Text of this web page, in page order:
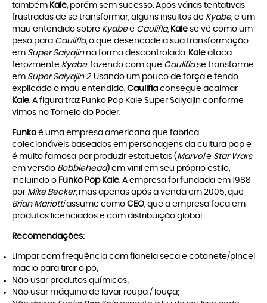
também Kale, porém sem sucesso. Após várias tentativas
frustradas de se transformar, alguns insultos de Kyabe, e um
mau entendido sobre Kyabee Caulifla, Kale se vê como um
peso para Caulifla, o que desencadeia sua transformação
em Super Saiyajinna forma descontrolada. Kale ataca
ferozmente Kyabe, fazendo com que Cauliflase transforme
em Super Saiyajin 2. Usando um pouco de força e tendo
explicado o mau entendido, Caulifla consegue acalmar
Kale. A figura traz Funko Pop Kale Super Saiyajin conforme
vimos no Torneio do Poder.
Funko é uma empresa americana que fabrica
colecionáveis baseados em personagens da cultura pop e
é muito famosa por produzir estatuetas (Marvele Star Wars
em versão Bobblehead) em vinil em seu próprio estilo,
incluindo o Funko Pop Kale. A empresa foi fundada em 1988
por Mike Becker, mas apenas após a venda em 2005, que
Brian Mariottiassume como CEO, que a empresa foca em
produtos licenciados e com distribuição global.
Recomendações:
Limpar com frequência com flanela seca e cotonete/pincel
macio para tirar o pó;
Não usar produtos químicos;
Não usar máquina de lavar roupa / louça;